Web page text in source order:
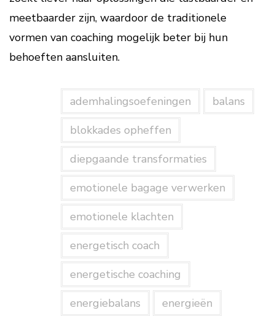
meetbaarder zijn, waardoor de traditionele
vormen van coaching mogelijk beter bij hun
behoeften aansluiten.
ademhalingsoefeningen
balans
blokkades opheffen
diepgaande transformaties
emotionele bagage verwerken
emotionele klachten
energetisch coach
energetische coaching
energiebalans
energieën